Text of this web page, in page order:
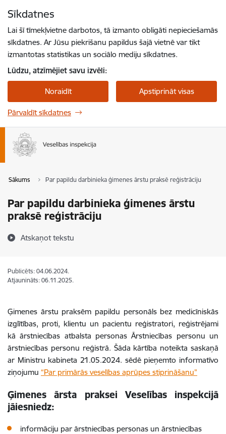
Sīkdatnes
Lai šī tīmekļvietne darbotos, tā izmanto obligāti nepieciešamās
sīkdatnes. Ar Jūsu piekrišanu papildus šajā vietnē var tikt
izmantotas statistikas un sociālo mediju sīkdatnes.
Lūdzu, atzīmējiet savu izvēli:
Noraidīt Apstiprināt visas
Pārvaldīt sīkdatnes
Sākums Par papildu darbinieka ģimenes ārstu praksē reģistrāciju
Par papildu darbinieka ģimenes ārstu
praksē reģistrāciju
Atskaņot tekstu
Publicēts: 04.06.2024.
Atjaunināts: 06.11.2025.
Ģimenes ārstu praksēm papildu personāls bez medicīniskās
izglītības, proti, klientu un pacientu reģistratori, reģistrējami
kā ārstniecības atbalsta personas Ārstniecības personu un
ārstniecības personu reģistrā. Šāda kārtība noteikta saskaņā
ar Ministru kabineta 21.05.2024. sēdē pieņemto informatīvo
ziņojumu “Par primārās veselības aprūpes stiprināšanu”
Ģimenes ārsta prakseiVeselības inspekcijā
jāiesniedz:
informāciju par ārstniecības personas un ārstniecības